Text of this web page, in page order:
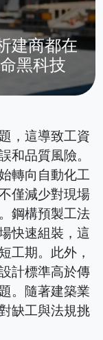
建商都在
黑科技
，這導致工資
和品質風險。
轉向自動化工
僅減少對現場
鋼構預製工法
快速組裝，這
工期。此外，
計標準高於傳
。隨著建築業
缺工與法規挑